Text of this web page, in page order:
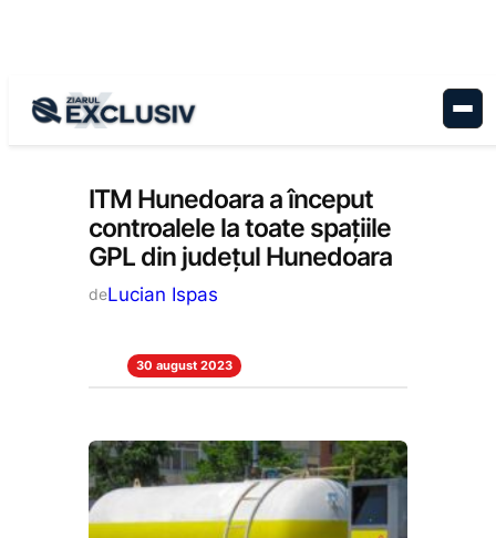
Stiri la zi
ITM Hunedoara a început
controalele la toate spațiile
GPL din județul Hunedoara
deLucian Ispas
30 august 2023